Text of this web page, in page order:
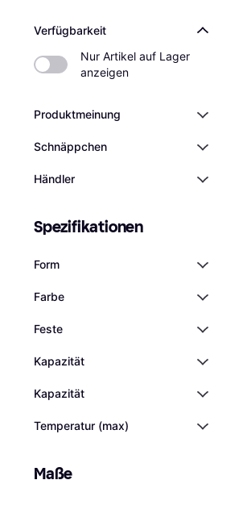
Verfügbarkeit
Nur Artikel auf Lager
anzeigen
Produktmeinung
Schnäppchen
Händler
Spezifikationen
Form
Farbe
Feste
Kapazität
Kapazität
Temperatur (max)
Maße